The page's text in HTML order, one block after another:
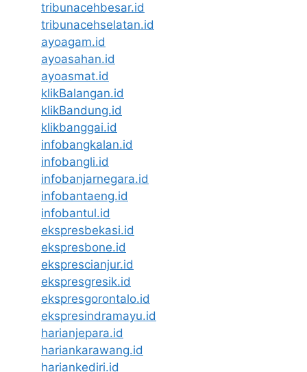
tribunacehbesar.id
tribunacehselatan.id
ayoagam.id
ayoasahan.id
ayoasmat.id
klikBalangan.id
klikBandung.id
klikbanggai.id
infobangkalan.id
infobangli.id
infobanjarnegara.id
infobantaeng.id
infobantul.id
ekspresbekasi.id
ekspresbone.id
eksprescianjur.id
ekspresgresik.id
ekspresgorontalo.id
ekspresindramayu.id
harianjepara.id
hariankarawang.id
hariankediri.id